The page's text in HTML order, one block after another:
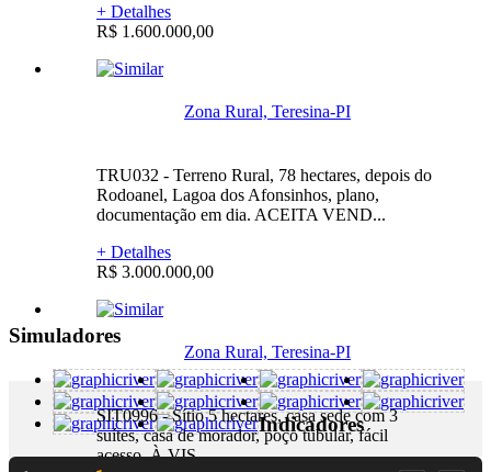
+ Detalhes
R$ 1.600.000,00
Zona Rural, Teresina-PI
TRU032 - Terreno Rural, 78 hectares, depois do
Rodoanel, Lagoa dos Afonsinhos, plano,
documentação em dia. ACEITA VEND...
+ Detalhes
R$ 3.000.000,00
Zona Rural, Teresina-PI
SIT0996 - Sítio 5 hectares, casa sede com 3
suítes, casa de morador, poço tubular, fácil
acesso. À VIS...
Simuladores
Indicadores